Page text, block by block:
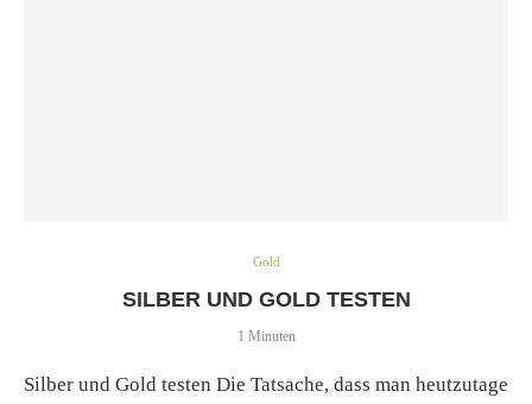
Gold
SILBER UND GOLD TESTEN
1 Minuten
Silber und Gold testen Die Tatsache, dass man heutzutage